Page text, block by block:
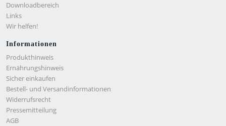
Downloadbereich
Links
Wir helfen!
Informationen
Produkthinweis
Ernährungshinweis
Sicher einkaufen
Bestell- und Versandinformationen
Widerrufsrecht
Pressemitteilung
AGB